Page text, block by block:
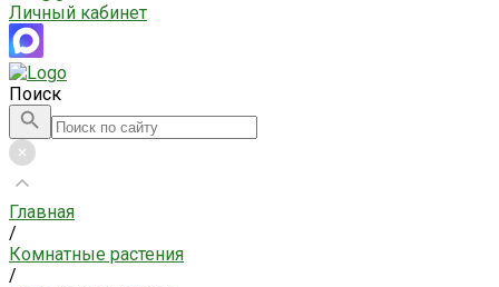
Личный кабинет
Поиск
Главная
/
Комнатные растения
/